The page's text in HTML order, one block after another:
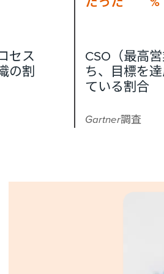
セス
の割
CSO（最高
ち、目標を
ている割合
Gartner調査